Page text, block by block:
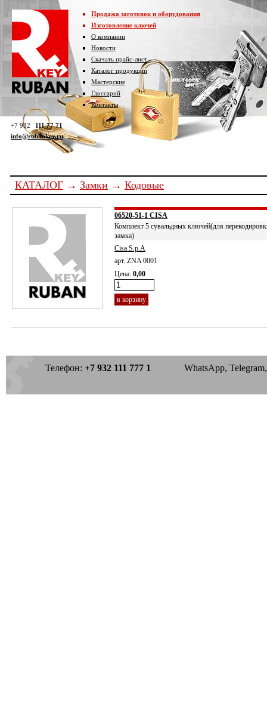
+7 932
111 77 71
info@rubankey.ru
Продажа заготовок и оборудования
Изготовление ключей
О компании
Новости
Скачать прайс-лист
Каталог продукции
Мастерские
Глоссарий
Контакты
КАТАЛОГ → Замки → Кодовые
06520-51-1 CISA
Комплект 5 сувальдных ключей(для
замка)
Cisa S.p.A
арт. ZNA 0001
Цена: 0,00
в корзину
Телефон: +7 932 111 777 1 WhatsApp, Telegram,